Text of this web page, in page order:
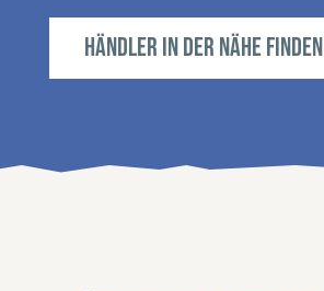
Händler in der Nähe finden